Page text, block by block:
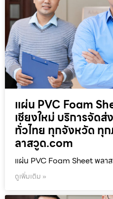
แผ่น PVC Foam
เชียงใหม่ บริการจัด
ทั่วไทย ทุกจังหวัด ทุ
ลาสวูด.com
แผ่น PVC Foam Sheet พลา
ดูเพิ่มเติม »